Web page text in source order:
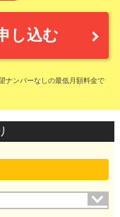
し込む
ナンバーなしの最低月額料金で